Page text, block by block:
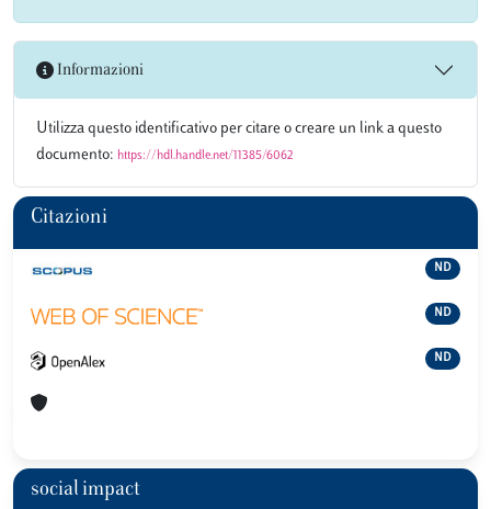
Informazioni
Utilizza questo identificativo per citare o creare un link a questo
documento: https://hdl.handle.net/11385/6062
Citazioni
ND
ND
ND
social impact